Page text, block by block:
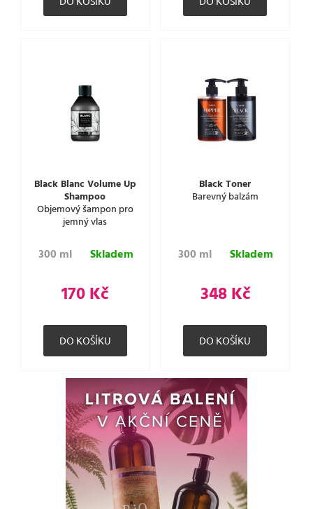
Black Blanc Volume Up
Shampoo
Objemový šampon pro
jemný vlas
300 ml Skladem
170 Kč
Black Toner
Barevný balzám
300 ml Skladem
348 Kč